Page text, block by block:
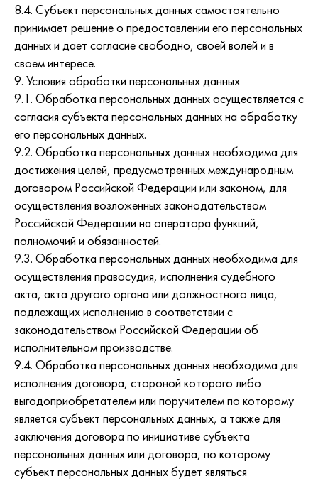
8.4. Субъект персональных данных самостоятельно
принимает решение о предоставлении его персональных
данных и дает согласие свободно, своей волей и в
своем интересе.
9. Условия обработки персональных данных
9.1. Обработка персональных данных осуществляется с
согласия субъекта персональных данных на обработку
его персональных данных.
9.2. Обработка персональных данных необходима для
достижения целей, предусмотренных международным
договором Российской Федерации или законом, для
осуществления возложенных законодательством
Российской Федерации на оператора функций,
полномочий и обязанностей.
9.3. Обработка персональных данных необходима для
осуществления правосудия, исполнения судебного
акта, акта другого органа или должностного лица,
подлежащих исполнению в соответствии с
законодательством Российской Федерации об
исполнительном производстве.
9.4. Обработка персональных данных необходима для
исполнения договора, стороной которого либо
выгодоприобретателем или поручителем по которому
является субъект персональных данных, а также для
заключения договора по инициативе субъекта
персональных данных или договора, по которому
субъект персональных данных будет являться